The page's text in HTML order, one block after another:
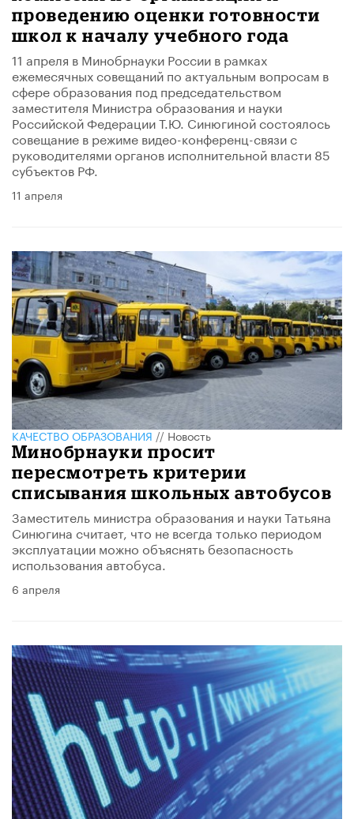
проведению оценки готовности
школ к началу учебного года
​11 апреля в Минобрнауки России в рамках
ежемесячных совещаний по актуальным вопросам в
сфере образования под председательством
заместителя Министра образования и науки
Российской Федерации Т.Ю. Синюгиной состоялось
совещание в режиме видео-конференц-связи с
руководителями органов исполнительной власти 85
субъектов РФ.
11 апреля
КАЧЕСТВО ОБРАЗОВАНИЯ//Новость
Минобрнауки просит
пересмотреть критерии
списывания школьных автобусов
Заместитель министра образования и науки Татьяна
Синюгина считает, что не всегда только периодом
эксплуатации можно объяснять безопасность
использования автобуса.
6 апреля